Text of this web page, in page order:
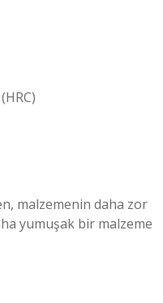
malzemenin daha zor
yumuşak bir malzeme